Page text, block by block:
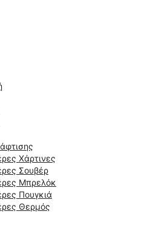
Χάρτινες
Σουβέρ
Μπρελόκ
Πουγκιά
Θερμός